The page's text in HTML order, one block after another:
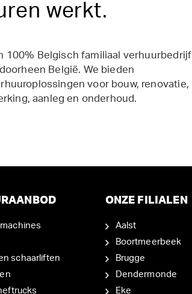
werkt.
100% Belgisch familiaal verhuurbedrijf
België. We bieden
voor bouw, renovatie,
aanleg en onderhoud.
schaarliften
ONZE FILIALEN
Aalst
Boortmeerbeek
Brugge
Dendermonde
Eke